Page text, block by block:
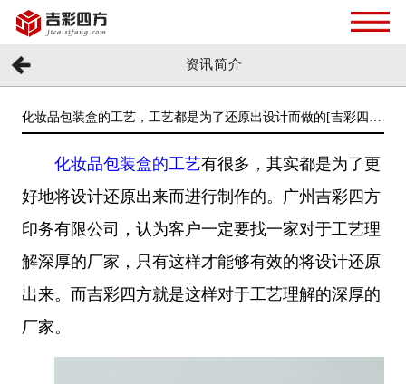
资讯简介
化妆品包装盒的工艺，工艺都是为了还原出设计而做的[吉彩四
化妆品包装盒的工艺有很多，其实都是为了更
好地将设计还原出来而进行制作的。广州吉彩四方
印务有限公司，认为客户一定要找一家对于工艺理
解深厚的厂家，只有这样才能够有效的将设计还原
出来。而吉彩四方就是这样对于工艺理解的深厚的
厂家。